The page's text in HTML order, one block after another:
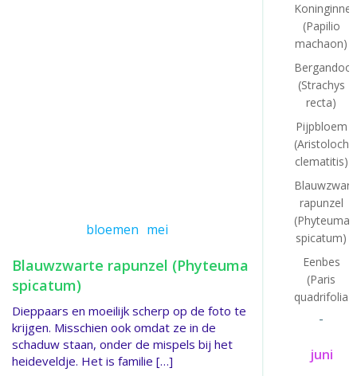
bloemen mei
Blauwzwarte rapunzel (Phyteuma
spicatum)
Dieppaars en moeilijk scherp op de foto te
krijgen. Misschien ook omdat ze in de
schaduw staan, onder de mispels bij het
heideveldje. Het is familie […]
(Papilio
machaon)
(Strachys
recta)
Pijpbloem
(Aristolochia
clematitis)
rapunzel
(Phyteuma
spicatum)
Eenbes
(Paris
quadrifolia)
-
juni